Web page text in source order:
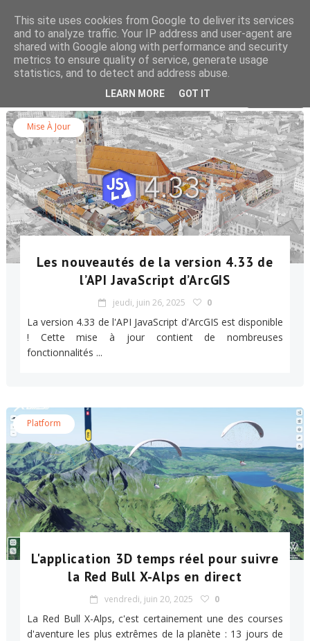
Rechercher dans le blog
Mise À Jour
Les nouveautés de la version 4.33 de
l’API JavaScript d’ArcGIS
jeudi, juin 26, 2025 0
La version 4.33 de l'API JavaScript d'ArcGIS est disponible
! Cette mise à jour contient de nombreuses
fonctionnalités ...
Platform
L'application 3D temps réel pour suivre
la Red Bull X-Alps en direct
vendredi, juin 20, 2025 0
La Red Bull X-Alps, c'est certainement une des courses
d'aventure les plus extrêmes de la planète : 13 jours de
This site uses cookies from Google to deliver its services
and to analyze traffic. Your IP address and user-agent are
shared with Google along with performance and security
metrics to ensure quality of service, generate usage
statistics, and to detect and address abuse.
LEARN MORE GOT IT